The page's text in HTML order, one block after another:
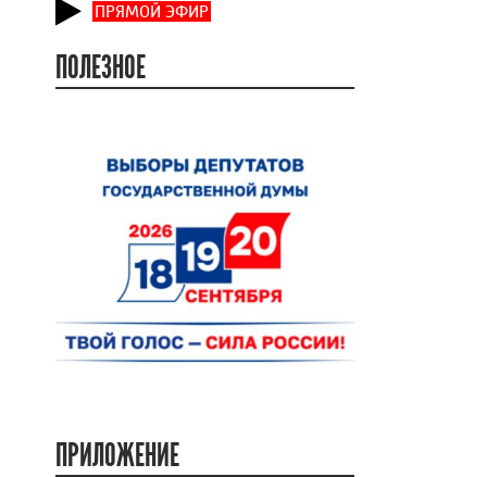
ПРЯМОЙ ЭФИР
ПОЛЕЗНОЕ
ПРИЛОЖЕНИЕ